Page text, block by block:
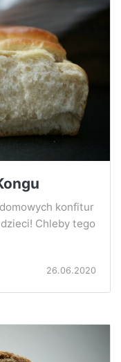
konfitur
Chleby tego
26.06.2020